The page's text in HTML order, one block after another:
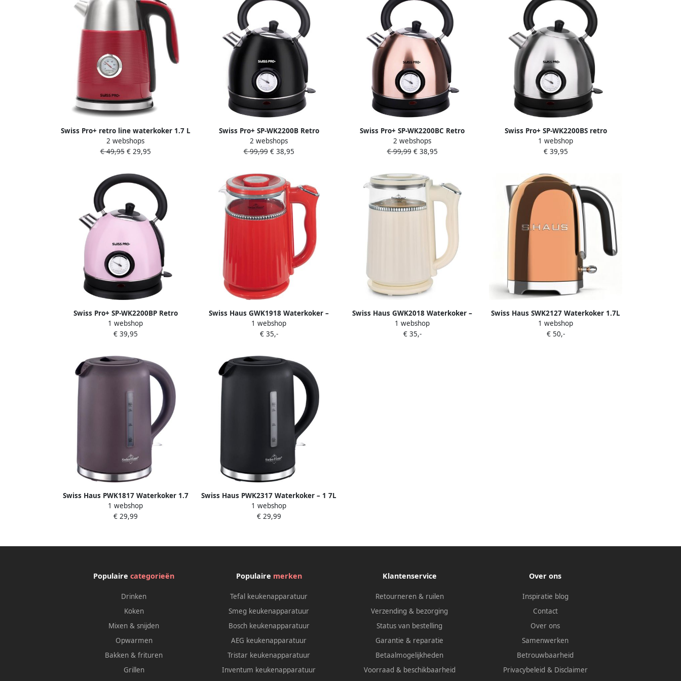
Swiss Pro+ retro line waterkoker 1.7 L
2250W elektrisch classic design 2023
model Red
2 webshops
€ 49,95€ 29,95
Swiss Pro+ SP-WK2200B Retro
Waterkoker 1.8L 2200W Zwart
2 webshops
€ 99,99€ 38,95
Swiss Pro+ SP-WK2200BC Retro
Waterkoker 1.8L 2200W Koper
2 webshops
€ 99,99€ 38,95
Swiss Pro+ SP-WK2200BS retro
waterkoker 1.8 L 2200W Zilver 1.8 liter
1 webshop
€ 39,95
Swiss Pro+ SP-WK2200BP Retro
Waterkoker 1.8 L 2200W Roze 1.8 liter
1 webshop
€ 39,95
Swiss Haus GWK1918 Waterkoker –
1.7L Retro – Cool Touch – Glas
Binnenzijde – 2200W – LED Verlichting
1 webshop
€ 35,-
Swiss Haus GWK2018 Waterkoker –
1.7L Retro – Cool Touch – Glas
Binnenzijde – 2200W – LED Verlichting
1 webshop
€ 35,-
Swiss Haus SWK2127 Waterkoker 1.7L
2200W – Retro Design – Kalkfilter –
360° Draaibare Basis – Kalkfilter Koper
1 webshop
€ 50,-
Swiss Haus PWK1817 Waterkoker 1.7
Liter BPA Vrij 360° draaibaar 1500W
Paars
1 webshop
€ 29,99
Swiss Haus PWK2317 Waterkoker – 1 7L
– BPA-vrij – 1500W – 360° Draaibaar –
Zwart
1 webshop
€ 29,99
Populairecategorieën
Drinken
Koken
Mixen & snijden
Opwarmen
Bakken & frituren
Grillen
Populaire merken
Tefal keukenapparatuur
Smeg keukenapparatuur
Bosch keukenapparatuur
AEG keukenapparatuur
Tristar keukenapparatuur
Inventum keukenapparatuur
Klantenservice
Retourneren & ruilen
Verzending & bezorging
Status van bestelling
Garantie & reparatie
Betaalmogelijkheden
Voorraad & beschikbaarheid
Over ons
Inspiratie blog
Contact
Over ons
Samenwerken
Betrouwbaarheid
Privacybeleid & Disclaimer